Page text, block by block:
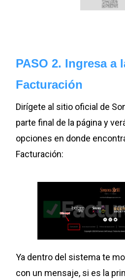
PASO 2. Ingresa a
Facturación
Dirígete al sitio oficial de
parte final de la página y
opciones en donde
Facturación:
Ya dentro del sistema te
con un mensaje, si es la